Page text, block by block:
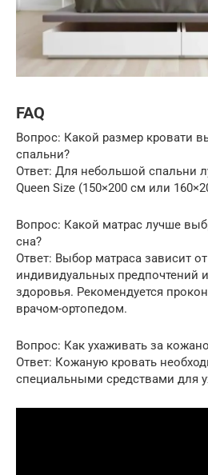
FAQ
Вопрос: Какой размер кровати
спальни?
Ответ: Для небольшой спальни
Queen Size (150×200 см или
Вопрос: Какой матрас лучше
сна?
Ответ: Выбор матраса зависит
индивидуальных предпочтений
здоровья. Рекомендуется
врачом-ортопедом.
Вопрос: Как ухаживать за
Ответ: Кожаную кровать
специальными средствами для